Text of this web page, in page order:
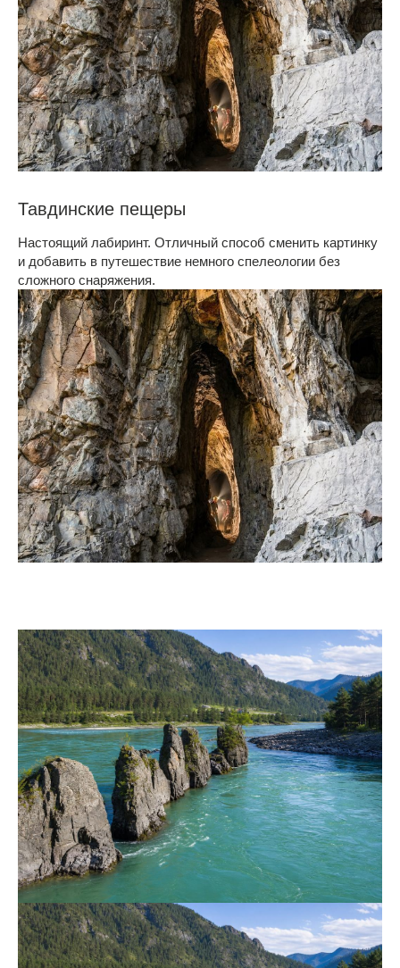
Тавдинские пещеры
Настоящий лабиринт. Отличный способ сменить картинку
и добавить в путешествие немного спелеологии без
сложного снаряжения.